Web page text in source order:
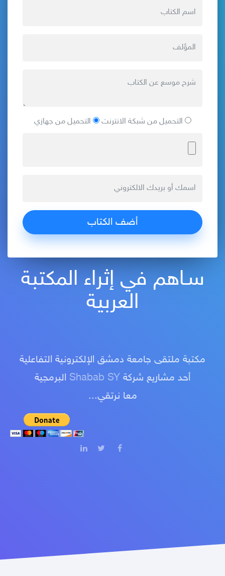
التحميل من شبكة الانترنت التحميل من جهازي
سـاهم في إثراء المكتبة
العربية
مكتبة ملتقى جامعة دمشق الإلكترونية التفاعلية
أحد مشاريع شركة Shabab SY البرمجية
معا نرتقي...